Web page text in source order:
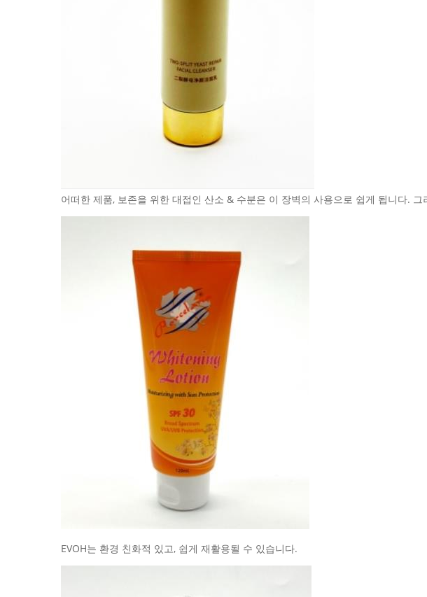
어떠한 제품, 보존을 위한 대접인 산소 & 수분은 이 장벽의 사용으로 쉽게 됩니다.
EVOH는 환경 친화적 있고, 쉽게 재활용될 수 있습니다.